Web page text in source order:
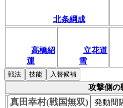
北条綱成
高橋紹
運
立花道
雪
戦法 技能 入替候補
攻撃側の
真田幸村(戦国無双) 発動間